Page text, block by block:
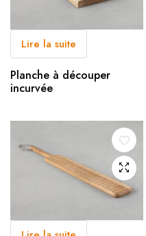
Lire la suite
Planche à découper
incurvée